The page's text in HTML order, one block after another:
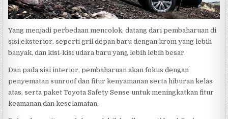
Yang menjadi perbedaan mencolok, datang dari pembaharuan di
sisi eksterior, seperti gril depan baru dengan krom yang lebih
banyak, dan kisi-kisi udara baru yang lebih lebih besar.
Dan pada sisi interior, pembaharuan akan fokus dengan
penyematan sunroof dan fitur kenyamanan serta hiburan kelas
atas, serta paket Toyota Safety Sense untuk meningkatkan fitur
keamanan dan keselamatan.